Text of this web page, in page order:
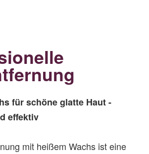
für schöne glatte Haut -
effektiv
mit heißem Wachs ist eine